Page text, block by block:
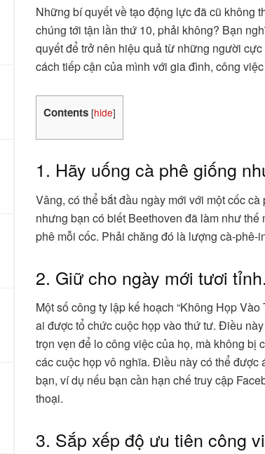
Những bí quyết về tạo động lực đã cũ không
chúng tới tận lần thứ 10, phải không? Bạn
quyết để trở nên hiệu quả từ những người
cách tiếp cận của mình với gia đình, công
Contents [hide]
1. Hãy uống cà phê giống
Vâng, có thể bắt đầu ngày mới với một cốc
nhưng bạn có biết Beethoven đã làm như
phê mỗi cốc. Phải chăng đó là lượng cà-phê-
2. Giữ cho ngày mới tươi tỉnh.
Một số công ty lập kế hoạch “Không Họp
ai được tổ chức cuộc họp vào thứ tư. Điều
trọn vẹn để lo công việc của họ, mà không
các cuộc họp vô nghĩa. Điều này có thể được
bạn, ví dụ nếu bạn cần hạn chế truy cập
thoại.
3. Sắp xếp độ ưu tiên công